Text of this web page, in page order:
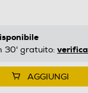
30' gratuito: verifica
AGGIUNGI